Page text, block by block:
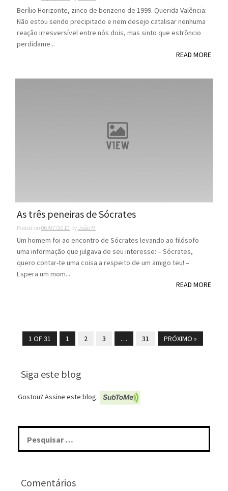
Berílio Horizonte, zinco de benzeno de 1999. Querida Valência:
Não estou sendo precipitado e nem desejo catalisar nenhuma
reação irresversível entre nós dois, mas sinto que estrôncio
perdidame...
READ MORE
As três peneiras de Sócrates
Posted on 06/07/2010 by João M
Um homem foi ao encontro de Sócrates levando ao filósofo
uma informação que julgava de seu interesse: – Sócrates,
quero contar-te uma coisa a respeito de um amigo teu! –
Espera um mom...
READ MORE
1 OF 31 1 2 3 … 31 PRÓXIMO »
Siga este blog
Gostou? Assine este blog.
Pesquisar
por:
Comentários